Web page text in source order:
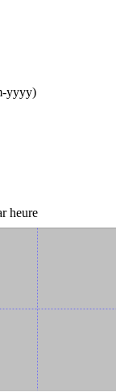
yyyy)
heure